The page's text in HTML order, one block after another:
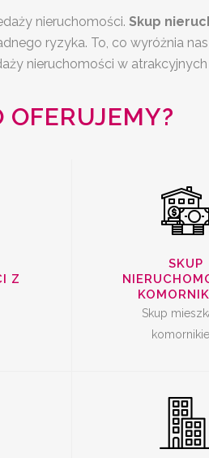
nieruchomości. Skup
ryzyka. To, co wyróżnia
nieruchomości w atrakcyjnych
OFERUJEMY?
Z
Z
SKUP
Skup
Z
SZYBKA